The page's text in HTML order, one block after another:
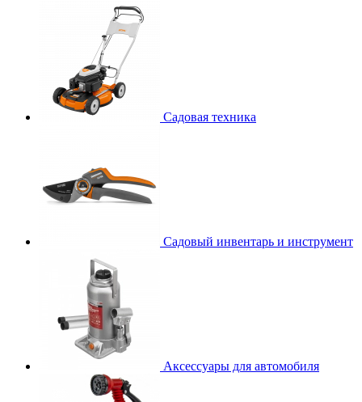
Садовая техника
Садовый инвентарь и инструмент
Аксессуары для автомобиля